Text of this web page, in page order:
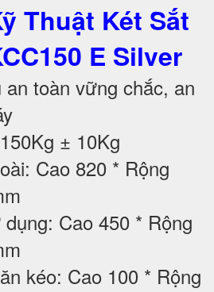
Thuật Két Sắt
E Silver
an toàn vững chắc, an
± 10Kg
Cao 820 * Rộng
Cao 450 * Rộng
kéo: Cao 100 * Rộng